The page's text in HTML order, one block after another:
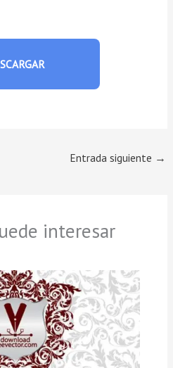
Entrada siguiente →
interesar